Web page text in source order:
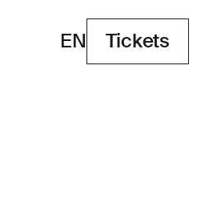
EN Tickets
Tickets